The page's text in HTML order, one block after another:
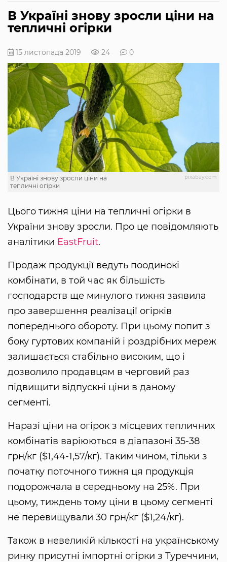
В Україні знову зросли ціни на
тепличні огірки
15 листопада 2019 24 0
pixabay.com
В Україні знову зросли ціни на
тепличні огірки
Цього тижня ціни на тепличні огірки в
України знову зросли. Про це повідомляють
аналітики EastFruit.
Продаж продукції ведуть поодинокі
комбінати, в той час як більшість
господарств ще минулого тижня заявила
про завершення реалізації огірків
попереднього обороту. При цьому попит з
боку гуртових компаній і роздрібних мереж
залишається стабільно високим, що і
дозволило продавцям в черговий раз
підвищити відпускні ціни в даному
сегменті.
Наразі ціни на огірок з місцевих тепличних
комбінатів варіюються в діапазоні 35-38
грн/кг ($1,44-1,57/кг). Таким чином, тільки з
початку поточного тижня ця продукція
подорожчала в середньому на 25%. При
цьому, тиждень тому ціни в цьому сегменті
не перевищували 30 грн/кг ($1,24/кг).
Також в невеликій кількості на українському
ринку присутні імпортні огірки з Туреччини,